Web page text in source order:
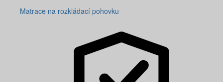
Matrace na rozkládací pohovku